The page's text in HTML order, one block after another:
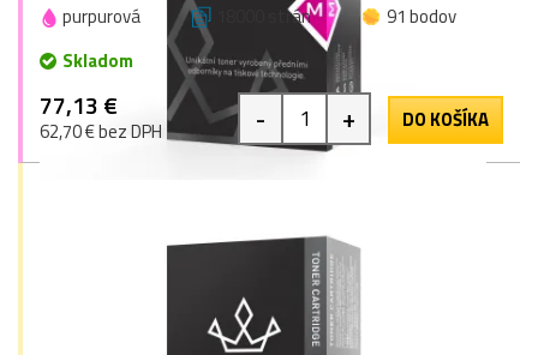
purpurová 18000 strán
91 bodov
Skladom
77,13 €
62,70 € bez DPH - + DO KOŠÍKA